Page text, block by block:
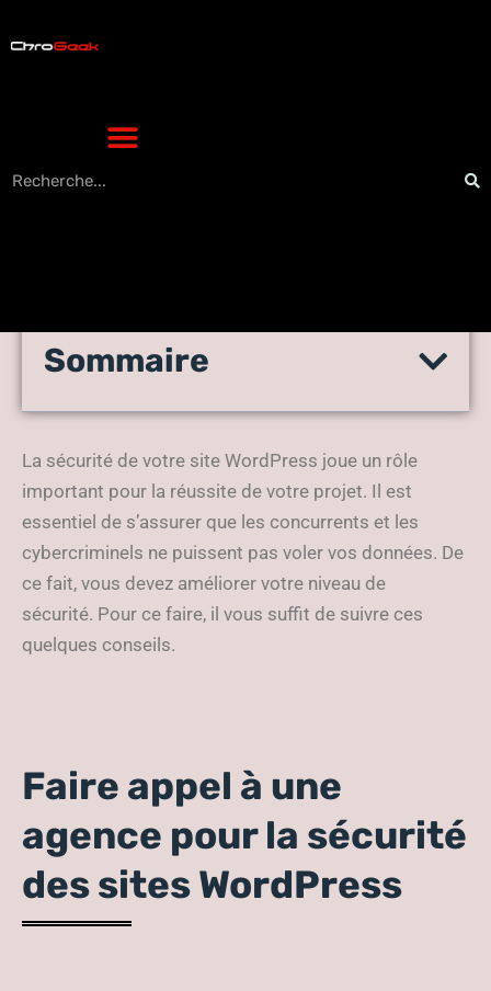
siteWordPress
Sommaire
La sécurité de votre site WordPress joue un rôle
important pour la réussite de votre projet. Il est
essentiel de s’assurer que les concurrents et les
cybercriminels ne puissent pas voler vos données. De
ce fait, vous devez améliorer votre niveau de
sécurité. Pour ce faire, il vous suffit de suivre ces
quelques conseils.
Faire appel à une
agence pour la sécurité
des sites WordPress